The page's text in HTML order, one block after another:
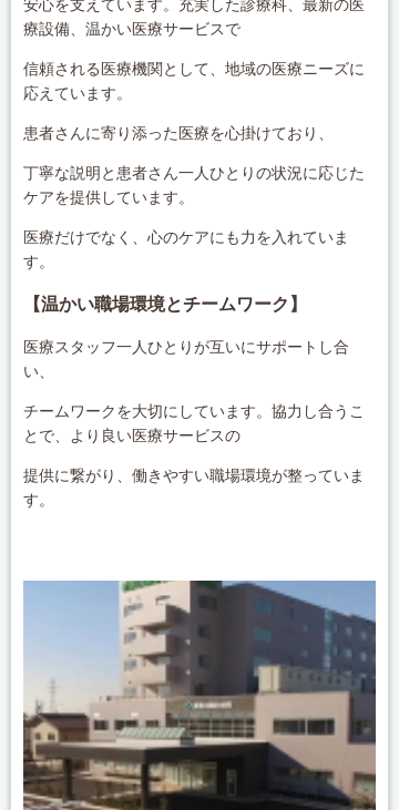
安心を支えています。充実した診療科、最新の医
療設備、温かい医療サービスで
信頼される医療機関として、地域の医療ニーズに
応えています。
患者さんに寄り添った医療を心掛けており、
丁寧な説明と患者さん一人ひとりの状況に応じた
ケアを提供しています。
医療だけでなく、心のケアにも力を入れていま
す。
【温かい職場環境とチームワーク】
医療スタッフ一人ひとりが互いにサポートし合
い、
チームワークを大切にしています。協力し合うこ
とで、より良い医療サービスの
提供に繋がり、働きやすい職場環境が整っていま
す。